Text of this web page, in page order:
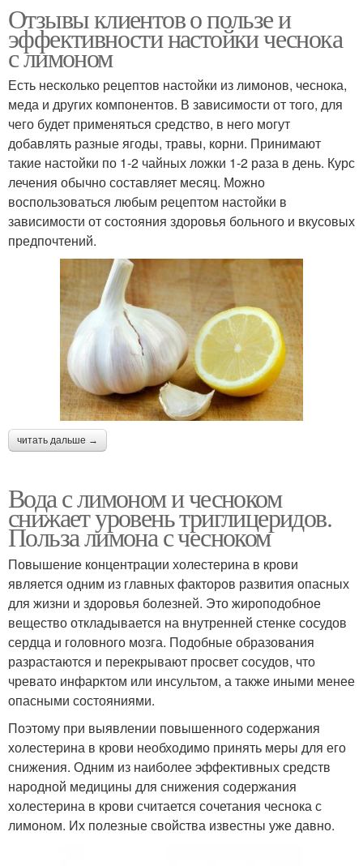
Отзывы клиентов о пользе и
эффективности настойки чеснока
с лимоном
Есть несколько рецептов настойки из лимонов, чеснока,
меда и других компонентов. В зависимости от того, для
чего будет применяться средство, в него могут
добавлять разные ягоды, травы, корни. Принимают
такие настойки по 1-2 чайных ложки 1-2 раза в день. Курс
лечения обычно составляет месяц. Можно
воспользоваться любым рецептом настойки в
зависимости от состояния здоровья больного и вкусовых
предпочтений.
читать дальше →
Вода с лимоном и чесноком
снижает уровень триглицеридов.
Польза лимона с чесноком
Повышение концентрации холестерина в крови
является одним из главных факторов развития опасных
для жизни и здоровья болезней. Это жироподобное
вещество откладывается на внутренней стенке сосудов
сердца и головного мозга. Подобные образования
разрастаются и перекрывают просвет сосудов, что
чревато инфарктом или инсультом, а также иными менее
опасными состояниями.
Поэтому при выявлении повышенного содержания
холестерина в крови необходимо принять меры для его
снижения. Одним из наиболее эффективных средств
народной медицины для снижения содержания
холестерина в крови считается сочетания чеснока с
лимоном. Их полезные свойства известны уже давно.